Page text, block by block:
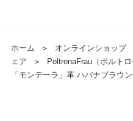
ホーム ＞ オンラインショップ
ェア
＞
PoltronaFrau（ポルト
「モンテーラ」革 ハバナブラウ